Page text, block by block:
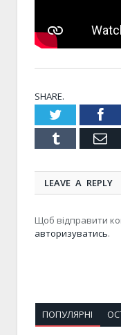
SHARE.
Twitter
Tumblr
LEAVE A REPLY
Щоб відправити
авторизуватись.
ПОПУЛЯРНІ